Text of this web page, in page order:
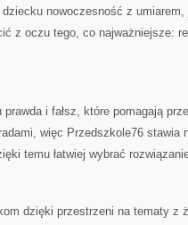
nowoczesność z
z oczu tego, co najważniejsze:
i fałsz, które pomagają
więc Przedszkole76 stawia
temu łatwiej wybrać
dzięki przestrzeni na tematy z